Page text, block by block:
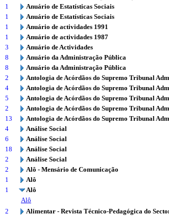
1
Anuário de Estatísticas Sociais
1
Anuário de Estatísticas Sociais
1
Anuário de actividades 1991
1
Anuário de actividades 1987
3
Anuário de Actividades
8
Anuário da Administração Pública
8
Anuário da Administração Pública
2
Antologia de Acórdãos do Supremo Tribunal
4
Antologia de Acórdãos do Supremo Tribunal
5
Antologia de Acórdãos do Supremo Tribunal
2
Antologia de Acórdãos do Supremo Tribunal
13
Antologia de Acórdãos do Supremo Tribunal
4
Análise Social
6
Análise Social
18
Análise Social
2
Análise Social
2
Alô - Mensário de Comunicação
1
Alô
1
Alô
Alô
2
Alimentar - Revista Técnico-Pedagógica do